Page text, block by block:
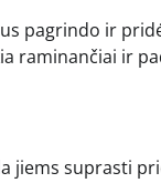
pagrindo ir
raminančiai ir
jiems suprasti